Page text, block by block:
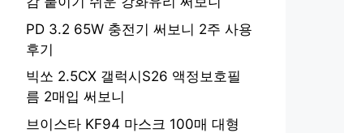
PD 3.2 65W 충전기 써보니 2주 사용
후기
빅쏘 2.5CX 갤럭시S26 액정보호필
름 2매입 써보니
브이스타 KF94 마스크 100매 대형